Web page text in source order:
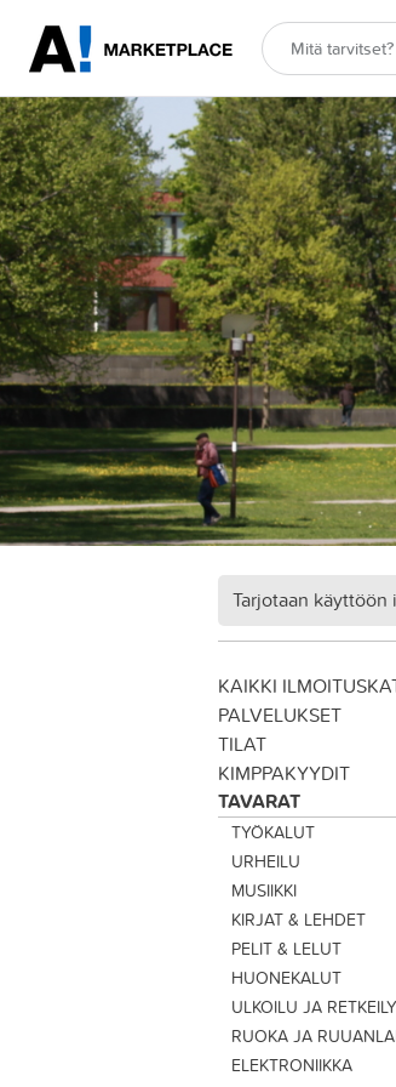
Tarjotaan käyttöön
KAIKKI
PALVELUKSET
TILAT
KIMPPAKYYDIT
TAVARAT
TYÖKALUT
URHEILU
MUSIIKKI
KIRJAT & LEHDET
PELIT & LELUT
HUONEKALUT
ULKOILU JA RETKEILY
RUOKA JA
ELEKTRONIIKKA